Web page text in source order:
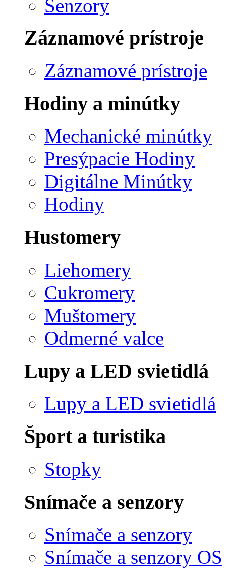
Senzory
Záznamové prístroje
Záznamové prístroje
Hodiny a minútky
Mechanické minútky
Presýpacie Hodiny
Digitálne Minútky
Hodiny
Hustomery
Liehomery
Cukromery
Muštomery
Odmerné valce
Lupy a LED svietidlá
Lupy a LED svietidlá
Šport a turistika
Stopky
Snímače a senzory
Snímače a senzory
Snímače a senzory OS